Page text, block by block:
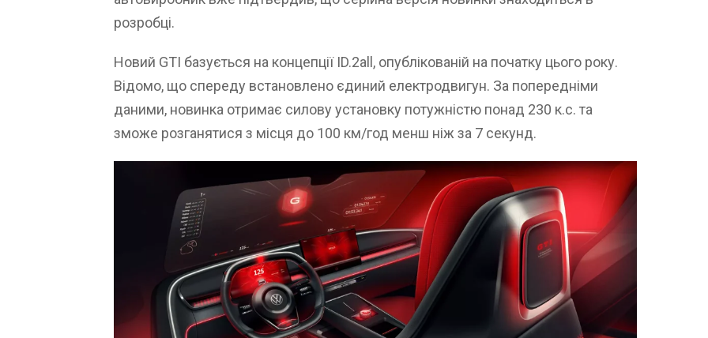
розробці.
Новий GTI базується на концепції ID.2all, опублікованій на початку цього року.
Відомо, що спереду встановлено єдиний електродвигун. За попередніми
даними, новинка отримає силову установку потужністю понад 230 к.с. та
зможе розганятися з місця до 100 км/год менш ніж за 7 секунд.